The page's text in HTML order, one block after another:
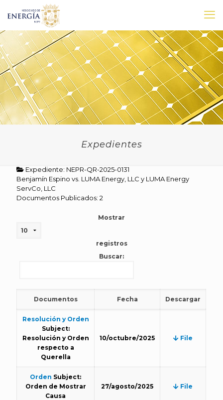
Expedientes
Expediente: NEPR-QR-2025-0131
Benjamín Espino vs. LUMA Energy, LLC y LUMA Energy
ServCo, LLC
Documentos Publicados: 2
Mostrar
registros
Buscar:
Documentos Fecha Descargar
Resolución y Orden
Subject:
Resolución y Orden
respecto a
Querella
10/octubre/2025 File
Orden Subject:
Orden de Mostrar
Causa
27/agosto/2025 File